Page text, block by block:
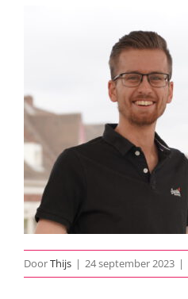
DoorThijs | 24 september 2023 |